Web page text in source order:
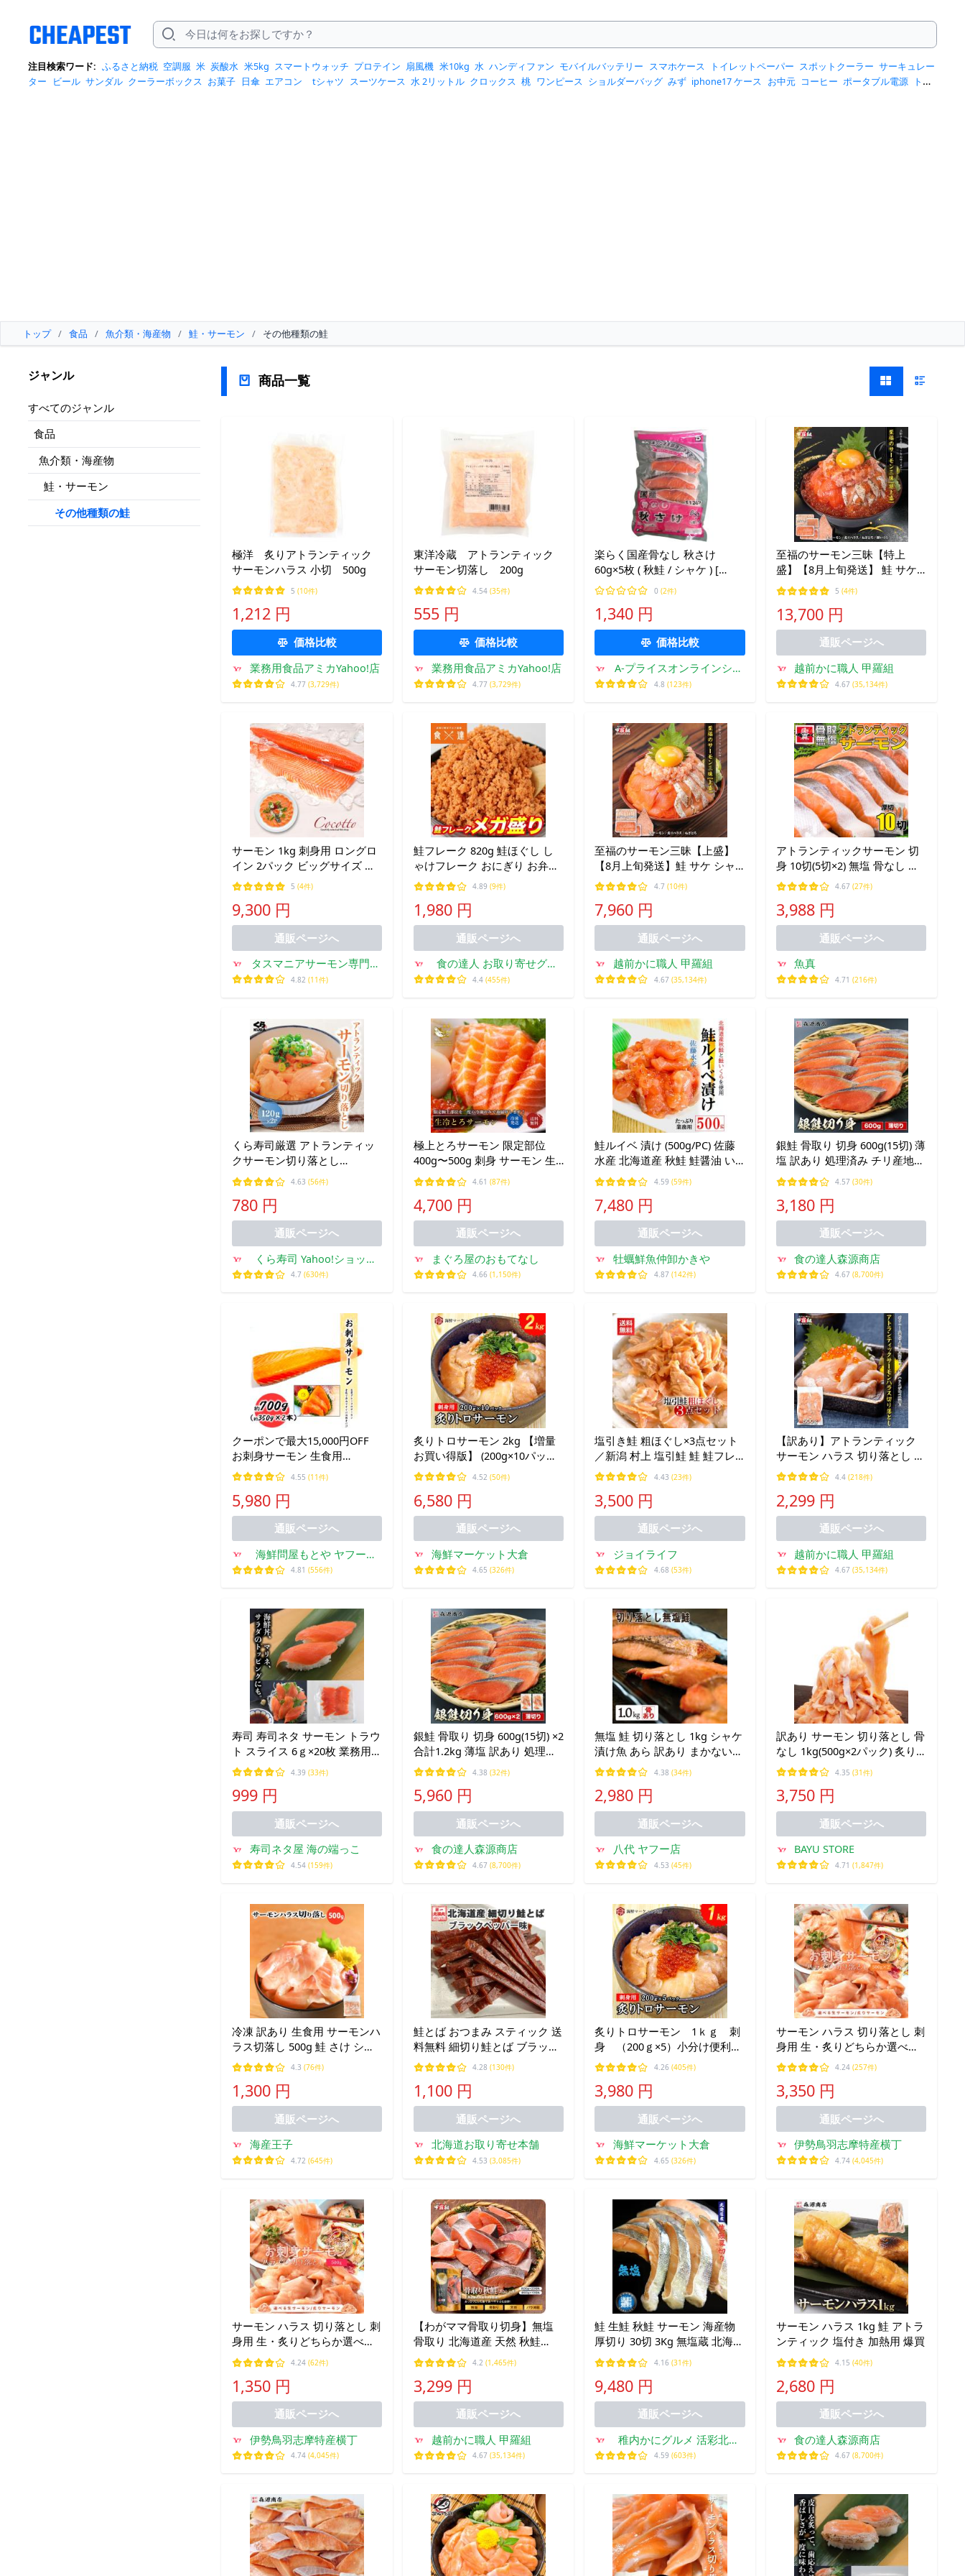
注目検索ワード: ふるさと納税 空調服 米 炭酸水 米5kg スマートウォッチ プロテイン 扇風機 米10kg 水 ハンディファン モバイルバッテリー スマホケース トイレットペーパー スポットクーラー サーキュレー
ター
ビール サンダル クーラーボックス お菓子 日傘 エアコン tシャツ スーツケース 水 2リットル クロックス 桃 ワンピース ショルダーバッグ みず iphone17 ケース お中元 コーヒー ポータブル電源
トー
トップ / 食品 / 魚介類・海産物 / 鮭・サーモン / その他種類の鮭
ジャンル
すべてのジャンル
食品
魚介類・海産物
鮭・サーモン
その他種類の鮭
商品一覧
極洋 炙りアトランティック
サーモンハラス 小切 500g
5 (10件)
1,212 円
価格比較
業務用食品アミカYahoo!店
4.77 (3,729件)
東洋冷蔵 アトランティック
サーモン切落し 200g
4.54(35件)
555 円
価格比較
業務用食品アミカYahoo!店
4.77 (3,729件)
楽らく国産骨なし 秋さけ
60g×5枚 ( 秋鮭 / シャケ ) [
1132056 ]
0 (2件)
1,340 円
価格比較
A-プライスオンラインショ
ップ
4.8 (123件)
至福のサーモン三昧【特上
盛】【8月上旬発送】 鮭 サケ
シャケ サーモン さーもん ハラ
ス はらす いくら イクラ 冷凍
食品 爆買
5 (4件)
13,700 円
通販ページへ
越前かに職人 甲羅組
4.67 (35,134件)
サーモン 1kg 刺身用 ロングロ
イン 2パック ビッグサイズ ギ
フト 贈り物 高級 お返し 感謝
内祝い タスマニアサーモン 海
鮮 鮭 冷凍 爆買 お中元 御中元
5 (4件)
9,300 円
通販ページへ
タスマニアサーモン専門店
Cocotto
4.82 (11件)
鮭フレーク 820g 鮭ほぐし し
ゃけフレーク おにぎり お弁当
お茶漬け チャーハン 大容量 メ
ール便限定 ギフト お取り寄せ
グルメ 食品 ギフト ポイント消
化
4.89 (9件)
1,980 円
通販ページへ
食の達人 お取り寄せグル
メ
4.4(455件)
至福のサーモン三昧【上盛】
【8月上旬発送】鮭 サケ シャ
ケ サーモン さーもん ハラス
はらす 海鮮 グルメ 海産物 冷
凍食品 爆買
4.7 (10件)
7,960 円
通販ページへ
越前かに職人 甲羅組
4.67 (35,134件)
アトランティックサーモン 切
身 10切(5切×2) 無塩 骨なし 切
り身 さけ 鮭 きりみ 加熱用 お
徳用 業務用 送料無料 魚真
4.67 (27件)
3,988 円
通販ページへ
魚真
4.71 (216件)
くら寿司厳選 アトランティッ
クサーモン切り落とし
(120g×2P) 寿司 さけ 簡単調理
時短 手軽 丼 ポイント利用
4.63 (56件)
780 円
通販ページへ
くら寿司 Yahoo!ショッピ
ング店
4.7 (630件)
極上とろサーモン 限定部位
400g〜500g 刺身 サーモン 生
食用 送料無料 お中元 爆買
4.61 (87件)
4,700 円
通販ページへ
まぐろ屋のおもてなし
4.66 (1,150件)
鮭ルイベ 漬け (500g/PC) 佐藤
水産 北海道産 秋鮭 鮭醤油 い
くら イクラ 鮭 刺身 kakiya 北
海道物産展 人気No.１ 鮭いく
ら丼 ルイベ漬
4.59 (59件)
7,480 円
通販ページへ
牡蠣鮮魚仲卸かきや
4.87 (142件)
銀鮭 骨取り 切身 600g(15切) 薄
塩 訳あり 処理済み チリ産地
さけ しゃけ 鮭 骨なし 薄切り
お弁当 時短
4.57 (30件)
3,180 円
通販ページへ
食の達人森源商店
4.67 (8,700件)
クーポンで最大15,000円OFF
お刺身サーモン 生食用
600g~800g 骨なしロイン 料理
店でも使われる一品 真空処理
済み お取り寄せ 食品 冷凍便
プロ愛用 業務用
4.55 (11件)
5,980 円
通販ページへ
海鮮問屋もとや ヤフーシ
ョッピング店
4.81 (556件)
炙りトロサーモン 2kg 【増量
お買い得版】 (200g×10パック)
個包装 サーモン 刺身 鮭 訳あ
り 業務用 冷凍
4.52 (50件)
6,580 円
通販ページへ
海鮮マーケット大倉
4.65 (326件)
塩引き鮭 粗ほぐし×3点セット
／新潟 村上 塩引鮭 鮭 鮭フレ
ーク サーモンフレーク 鮭ほぐ
し 鮭弁当 鮭茶漬け 鮭おにぎり
メール便 同梱不可 日時指定不
可
4.43 (23件)
3,500 円
通販ページへ
ジョイライフ
4.68 (53件)
【訳あり】アトランティック
サーモン ハラス 切り落とし た
っぷり500g サーモン ノルウェ
ー産 サイズ不揃い 生食可 お刺
身 ポイント利用 爆買
4.4 (218件)
2,299 円
通販ページへ
越前かに職人 甲羅組
4.67 (35,134件)
寿司 寿司ネタ サーモン トラウ
ト スライス 6ｇ×20枚 業務用
生食用 刺身用 海鮮丼 海鮮丼
サラダ 手巻き寿司 爆買
4.39 (33件)
999 円
通販ページへ
寿司ネタ屋 海の端っこ
4.54 (159件)
銀鮭 骨取り 切身 600g(15切) ×2
合計1.2kg 薄塩 訳あり 処理済
み チリ産地 さけ しゃけ 鮭 骨
なし 薄切り お弁当 時短
4.38 (32件)
5,960 円
通販ページへ
食の達人森源商店
4.67 (8,700件)
無塩 鮭 切り落とし 1kg シャケ
漬け魚 あら 訳あり まかない
家庭用 送料無料(一部地域を除
く)
4.38 (34件)
2,980 円
通販ページへ
八代 ヤフー店
4.53 (45件)
訳あり サーモン 切り落とし 骨
なし 1kg(500g×2パック) 炙り
ハラス 規格外 刺身 鮭 冷凍
4.35 (31件)
3,750 円
通販ページへ
BAYU STORE
4.71 (1,847件)
冷凍 訳あり 生食用 サーモンハ
ラス切落し 500g 鮭 さけ シャ
ケ さーもん スライス はざい
切れ端 わけあり 端材 トロ 大
トロ 脂 6209388600
4.3 (76件)
1,300 円
通販ページへ
海産王子
4.72 (645件)
鮭とば おつまみ スティック 送
料無料 細切り鮭とば ブラック
ペッパー味 １3０ｇ さけとば
鮭
4.28 (130件)
1,100 円
通販ページへ
北海道お取り寄せ本舗
4.53 (3,085件)
炙りトロサーモン 1ｋｇ 刺
身 （200ｇ×5）小分け便利
（サーモン 鮭）【炙り1ｋ
ｇ】
4.26 (405件)
3,980 円
通販ページへ
海鮮マーケット大倉
4.65 (326件)
サーモン ハラス 切り落とし 刺
身用 生・炙りどちらか選べる
１ｋｇ（５００ｇ×２パック）
サイズ不揃い トロ 生食 送料無
料 冷凍
4.24 (257件)
3,350 円
通販ページへ
伊勢鳥羽志摩特産横丁
4.74 (4,045件)
サーモン ハラス 切り落とし 刺
身用 生・炙りどちらか選べる
５００ｇ サイズ不揃い お値打
ち品 トロ 生食 冷凍
4.24 (62件)
1,350 円
通販ページへ
伊勢鳥羽志摩特産横丁
4.74 (4,045件)
【わがママ骨取り切身】無塩
骨取り 北海道産 天然 秋鮭
（30g×20切れ 他）さけ サケ
切り身 ポイント利用 爆買
4.2 (1,465件)
3,299 円
通販ページへ
越前かに職人 甲羅組
4.67 (35,134件)
鮭 生鮭 秋鮭 サーモン 海産物
厚切り 30切 3Kg 無塩蔵 北海道
宗谷 稚内 お中元 お歳暮 誕生
日 プレゼント 内祝い ギフト
グルメ 贈り物
4.16 (31件)
9,480 円
通販ページへ
稚内かにグルメ 活彩北海
道
4.59 (603件)
サーモン ハラス 1kg 鮭 アトラ
ンティック 塩付き 加熱用 爆買
4.15 (40件)
2,680 円
通販ページへ
食の達人森源商店
4.67 (8,700件)